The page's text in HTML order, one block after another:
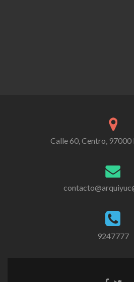
Calle 60, Centro, 97000
9247777